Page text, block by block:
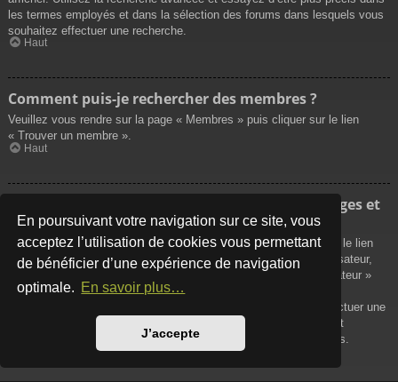
En poursuivant votre navigation sur ce site, vous
acceptez l’utilisation de cookies vous permettant
de bénéficier d’une expérience de navigation
optimale. En savoir plus…
J’accepte
les termes employés et dans la sélection des forums dans lesquels vous
souhaitez effectuer une recherche.
Haut
Comment puis-je rechercher des membres ?
Veuillez vous rendre sur la page « Membres » puis cliquer sur le lien
« Trouver un membre ».
Haut
Comment puis-je retrouver mes propres messages et
sujets ?
Vos propres messages peuvent être affichés soit en cliquant sur le lien
« Afficher vos messages » dans le panneau de contrôle de l’utilisateur,
soit en cliquant sur le lien « Rechercher les messages de l’utilisateur »
sur la page de votre propre profil ou soit en cliquant sur le menu
« Raccourcis » situé sur la partie supérieure du forum. Pour effectuer une
recherche de vos propres sujets, utilisez la recherche avancée et
remplissez convenablement les options qui vous sont disponibles.